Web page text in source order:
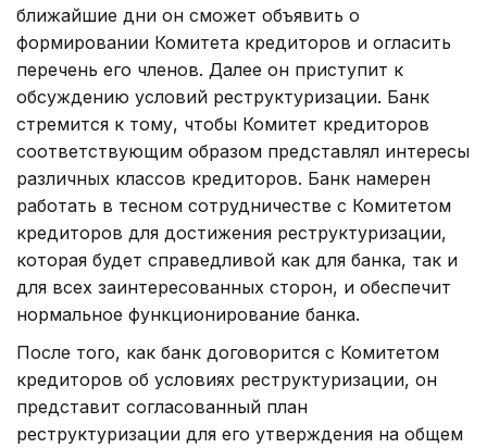
ближайшие дни он сможет объявить о
формировании Комитета кредиторов и огласить
перечень его членов. Далее он приступит к
обсуждению условий реструктуризации. Банк
стремится к тому, чтобы Комитет кредиторов
соответствующим образом представлял интересы
различных классов кредиторов. Банк намерен
работать в тесном сотрудничестве с Комитетом
кредиторов для достижения реструктуризации,
которая будет справедливой как для банка, так и
для всех заинтересованных сторон, и обеспечит
нормальное функционирование банка.
После того, как банк договорится с Комитетом
кредиторов об условиях реструктуризации, он
представит согласованный план
реструктуризации для его утверждения на общем